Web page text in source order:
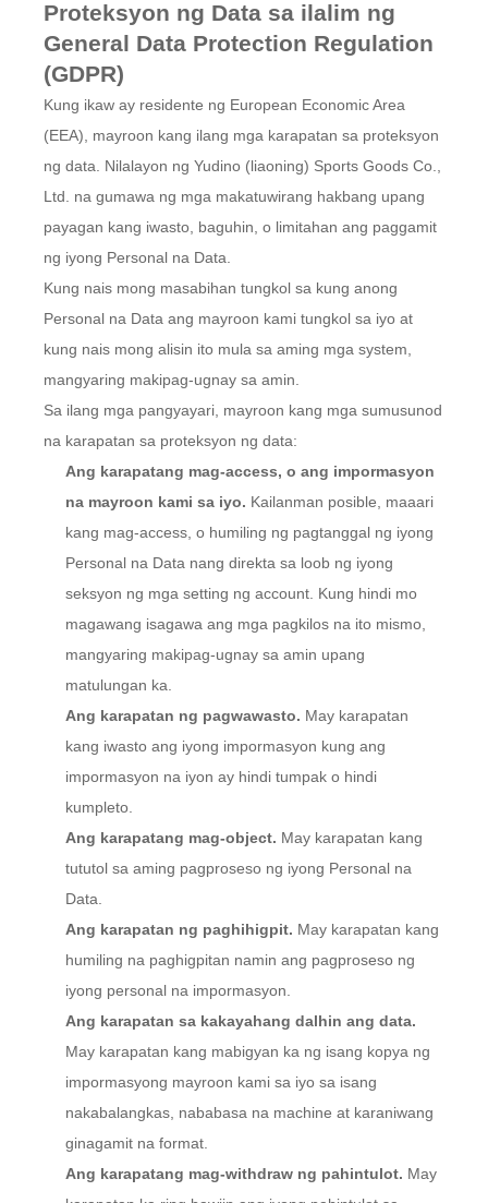
Proteksyon ng Data sa ilalim ng
General Data Protection Regulation
(GDPR)
Kung ikaw ay residente ng European Economic Area
(EEA), mayroon kang ilang mga karapatan sa proteksyon
ng data. Nilalayon ng Yudino (liaoning) Sports Goods Co.,
Ltd. na gumawa ng mga makatuwirang hakbang upang
payagan kang iwasto, baguhin, o limitahan ang paggamit
ng iyong Personal na Data.
Kung nais mong masabihan tungkol sa kung anong
Personal na Data ang mayroon kami tungkol sa iyo at
kung nais mong alisin ito mula sa aming mga system,
mangyaring makipag-ugnay sa amin.
Sa ilang mga pangyayari, mayroon kang mga sumusunod
na karapatan sa proteksyon ng data:
Ang karapatang mag-access, o ang impormasyon
na mayroon kami sa iyo. Kailanman posible, maaari
kang mag-access, o humiling ng pagtanggal ng iyong
Personal na Data nang direkta sa loob ng iyong
seksyon ng mga setting ng account. Kung hindi mo
magawang isagawa ang mga pagkilos na ito mismo,
mangyaring makipag-ugnay sa amin upang
matulungan ka.
Ang karapatan ng pagwawasto. May karapatan
kang iwasto ang iyong impormasyon kung ang
impormasyon na iyon ay hindi tumpak o hindi
kumpleto.
Ang karapatang mag-object. May karapatan kang
tututol sa aming pagproseso ng iyong Personal na
Data.
Ang karapatan ng paghihigpit. May karapatan kang
humiling na paghigpitan namin ang pagproseso ng
iyong personal na impormasyon.
Ang karapatan sa kakayahang dalhin ang data.
May karapatan kang mabigyan ka ng isang kopya ng
impormasyong mayroon kami sa iyo sa isang
nakabalangkas, nababasa na machine at karaniwang
ginagamit na format.
Ang karapatang mag-withdraw ng pahintulot. May